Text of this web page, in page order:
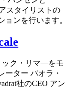
スタイリストの
ンを行います。
ック・リマ―をモ
ーター パオラ・
社のCEO アン